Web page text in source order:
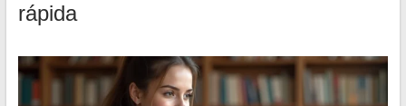
rápida